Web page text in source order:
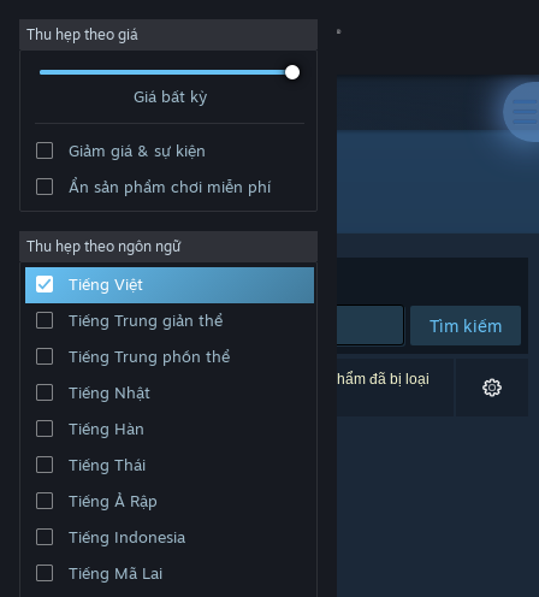
Đăng nhập
Cộng đồng
Thông tin
Hỗ trợ
Thay đổi ngôn ngữ
Cài ứng dụng Steam di động
Xem web cho desktop
Thu hẹp theo giá
Giá bất kỳ
Giảm giá & sự kiện
Ẩn sản phẩm chơi miễn phí
Thu hẹp theo ngôn ngữ
Tiếng Việt
Tiếng Trung giản thể
Tiếng Trung phồn thể
Tiếng Nhật
Tiếng Hàn
Tiếng Thái
Tiếng Ả Rập
Tiếng Indonesia
Tiếng Mã Lai
Nhà phát triển: Saluda Systems
Xếp theo Độ liên quan
Tìm kiếm
0 kết quả phù hợp tìm kiếm của bạn. 2 tựa sản phẩm đã bị loại
trừ dựa trên tùy chỉnh của bạn.